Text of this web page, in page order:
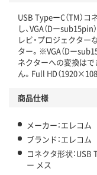
USB TypeーC（TM）
し、VGA（Dー
レビ・プロジェクタ
ター。※VGA（Dー
ネクターへの変換は
ん。Full HD（
商品仕様
メーカー：エレコム
ブランド：エレコム
コネクタ形状：USB
ー メス